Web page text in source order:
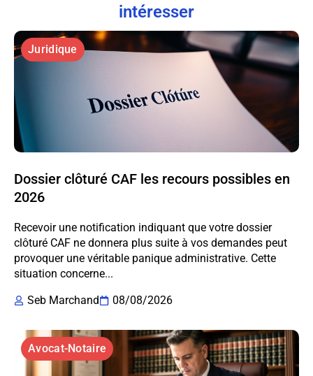
intéresser
Juridique
Dossier clôturé CAF les recours possibles en
2026
Recevoir une notification indiquant que votre dossier
clôturé CAF ne donnera plus suite à vos demandes peut
provoquer une véritable panique administrative. Cette
situation concerne...
Seb Marchand
08/08/2026
Avocat-Notaire